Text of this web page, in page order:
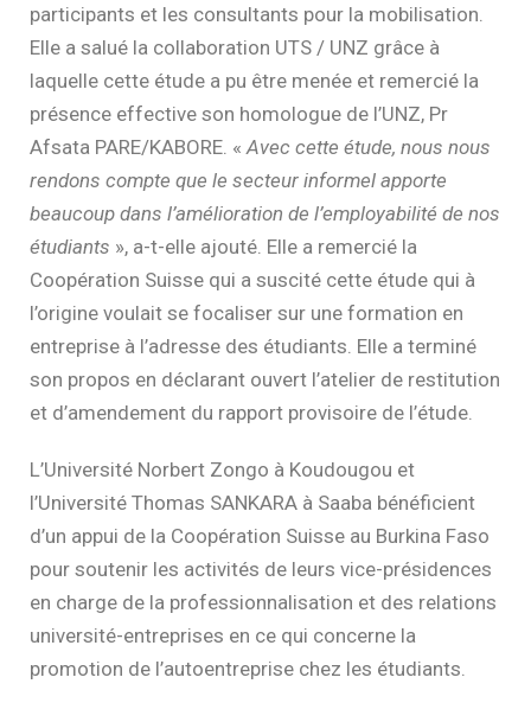
participants et les consultants pour la mobilisation.
Elle a salué la collaboration UTS / UNZ grâce à
laquelle cette étude a pu être menée et remercié la
présence effective son homologue de l’UNZ, Pr
Afsata PARE/KABORE. « Avec cette étude, nous nous
rendons compte que le secteur informel apporte
beaucoup dans l’amélioration de l’employabilité de nos
étudiants », a-t-elle ajouté. Elle a remercié la
Coopération Suisse qui a suscité cette étude qui à
l’origine voulait se focaliser sur une formation en
entreprise à l’adresse des étudiants. Elle a terminé
son propos en déclarant ouvert l’atelier de restitution
et d’amendement du rapport provisoire de l’étude.
L’Université Norbert Zongo à Koudougou et
l’Université Thomas SANKARA à Saaba bénéficient
d’un appui de la Coopération Suisse au Burkina Faso
pour soutenir les activités de leurs vice-présidences
en charge de la professionnalisation et des relations
université-entreprises en ce qui concerne la
promotion de l’autoentreprise chez les étudiants.